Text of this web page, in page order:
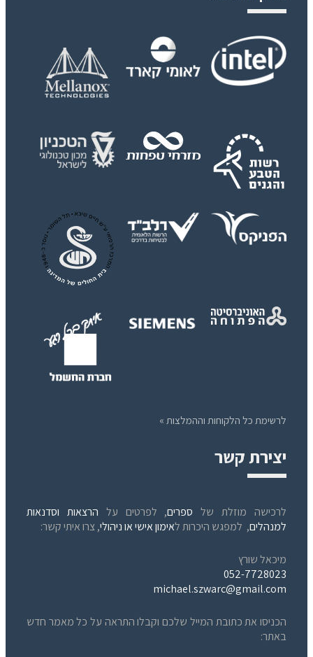
לרשימת כל הלקוחות וההמלצות »
יצירת קשר
לרכישה מוזלת של ספרים, לפרטים על הרצאות וסדנאות
למנהלים, למפגש היכרות לאימון אישי או ניהולי, צרו איתי קשר:
מיכאל שורץ
052-7728023
michael.szwarc@gmail.com
הכניסו את כתובת המייל שלכם וקבלו התראה על כל מאמר חדש
באתר: